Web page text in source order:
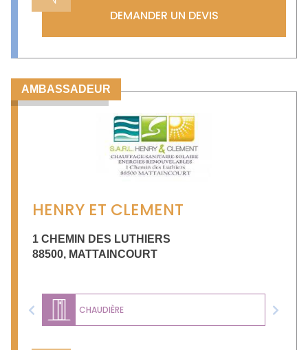
DEMANDER UN DEVIS
AMBASSADEUR
HENRY ET CLEMENT
1 CHEMIN DES LUTHIERS
88500, MATTAINCOURT
CHAUDIÈRE
Previous Next